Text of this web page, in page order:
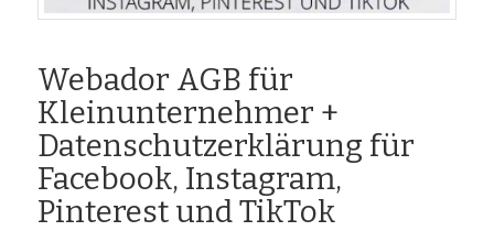
Webador AGB für
Kleinunternehmer +
Datenschutzerklärung für
Facebook, Instagram,
Pinterest und TikTok